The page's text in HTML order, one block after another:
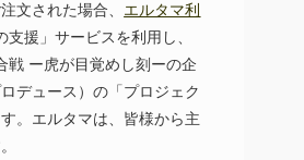
文された場合、 エルタマ利
援」サービスを利用し、
戦 ー虎が目覚めし刻ーの企
デュース）の「プロジェク
。エルタマは、皆様から主